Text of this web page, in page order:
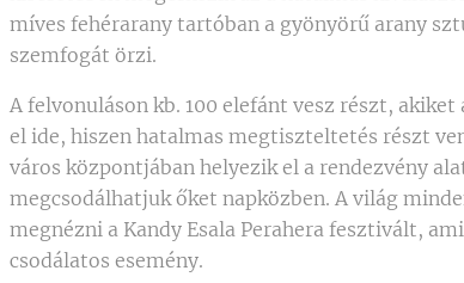
míves fehérarany tartóban a gyönyörű arany
szemfogát örzi.
A felvonuláson kb. 100 elefánt vesz részt,
el ide, hiszen hatalmas megtiszteltetés részt
város központjában helyezik el a rendezvény
megcsodálhatjuk őket napközben. A világ
megnézni a Kandy Esala Perahera fesztivált,
csodálatos esemény.